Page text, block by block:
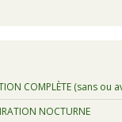
COMPLÈTE (sans ou
NOCTURNE